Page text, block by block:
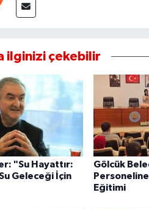
ilginizi çekebilir
"Su Hayattır:
Geleceği İçin
Gölcük
Eğitimi